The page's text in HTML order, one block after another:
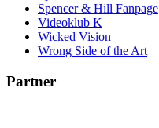
Spencer & Hill Fanpage
Videoklub K
Wicked Vision
Wrong Side of the Art
Partner